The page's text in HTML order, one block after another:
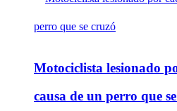
Motociclista lesionado
causa de un perro que